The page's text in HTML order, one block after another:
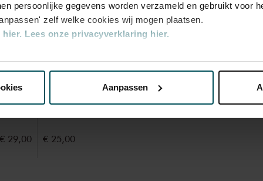
persoonlijke gegevens worden verzameld en gebruikt voor
zelf welke cookies wij mogen plaatsen.
hier. Lees onze privacyverklaring hier.
website kunt u uw toestemming op elk moment wijzigen of
die uw gegevens kunnen ontvangen en verwerken.
Aanpassen
op schoot, af en toe improviseerde hij
ook een demonstratie van de
tot Barber klinken veel werken
kleurenrijkdom komt op zes snaren
van Rodrigo rondt Spaans temperament
Rang
€ 29,00 € 25,00